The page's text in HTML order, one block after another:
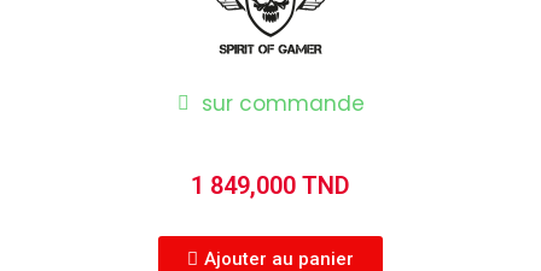
sur commande
1 849,000 TND
Ajouter au panier